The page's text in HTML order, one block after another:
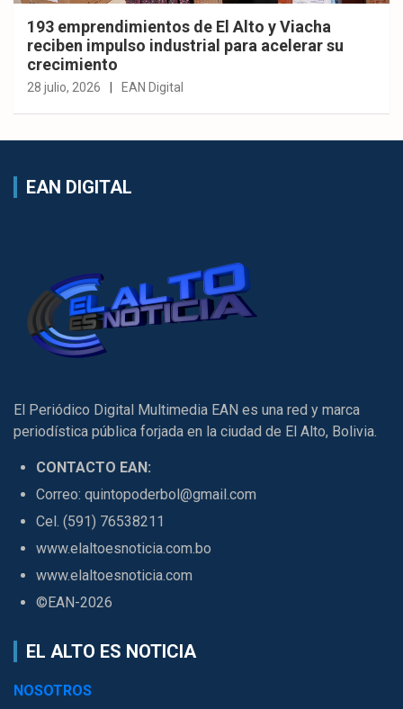
193 emprendimientos de El Alto y Viacha
reciben impulso industrial para acelerar su
crecimiento
28 julio, 2026 EAN Digital
EAN DIGITAL
El Periódico Digital Multimedia EAN es una red y marca
periodística pública forjada en la ciudad de El Alto, Bolivia.
CONTACTO EAN:
Correo: quintopoderbol@gmail.com
Cel. (591) 76538211
www.elaltoesnoticia.com.bo
www.elaltoesnoticia.com
©EAN-2026
EL ALTO ES NOTICIA
NOSOTROS